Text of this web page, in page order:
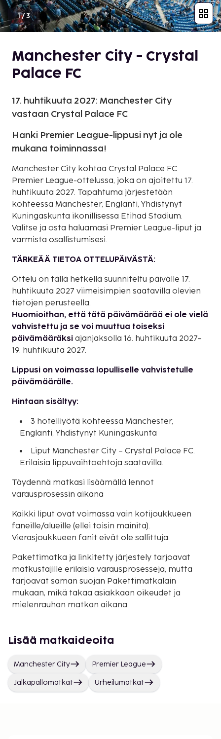
1/3
Manchester City - Crystal
Palace FC
17. huhtikuuta 2027: Manchester City
vastaan Crystal Palace FC
Hanki Premier League-lippusi nyt ja ole
mukana toiminnassa!
Manchester City kohtaa Crystal Palace FC
Premier League-ottelussa, joka on ajoitettu 17.
huhtikuuta 2027. Tapahtuma järjestetään
kohteessa Manchester, Englanti, Yhdistynyt
Kuningaskunta ikonillisessa Etihad Stadium.
Valitse ja osta haluamasi Premier League-liput ja
varmista osallistumisesi.
TÄRKEÄÄ TIETOA OTTELUPÄIVÄSTÄ:
Ottelu on tällä hetkellä suunniteltu päivälle 17.
huhtikuuta 2027 viimeisimpien saatavilla olevien
tietojen perusteella.
Huomioithan, että tätä päivämäärää ei ole vielä
vahvistettu ja se voi muuttua toiseksi
päivämääräksi ajanjaksolla 16. huhtikuuta 2027–
19. huhtikuuta 2027.
Lippusi on voimassa lopulliselle vahvistetulle
päivämäärälle.
Hintaan sisältyy:
3 hotelliyötä kohteessa Manchester,
Englanti, Yhdistynyt Kuningaskunta
Liput Manchester City – Crystal Palace FC.
Erilaisia lippuvaihtoehtoja saatavilla.
Täydennä matkasi lisäämällä lennot
varausprosessin aikana
Kaikki liput ovat voimassa vain kotijoukkueen
faneille/alueille (ellei toisin mainita).
Vierasjoukkueen fanit eivät ole sallittuja.
Pakettimatka ja linkitetty järjestely tarjoavat
matkustajille erilaisia varausprosesseja, mutta
tarjoavat saman suojan Pakettimatkalain
mukaan, mikä takaa asiakkaan oikeudet ja
mielenrauhan matkan aikana.
Lisää matkaideoita
Manchester City Premier League
Jalkapallomatkat Urheilumatkat